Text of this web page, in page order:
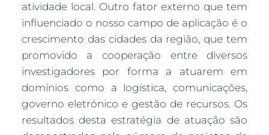
atividade local. Outro fator externo que tem
influenciado o nosso campo de aplicação é o
crescimento das cidades da região, que tem
promovido a cooperação entre diversos
investigadores por forma a atuarem em
domínios como a logística, comunicações,
governo eletrónico e gestão de recursos. Os
resultados desta estratégia de atuação são